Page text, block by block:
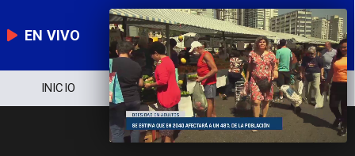
EN VIVO
INICIO NOTICIERO POLÍTICA